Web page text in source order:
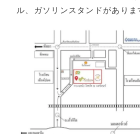
ル、ガソリンスタンドがありま